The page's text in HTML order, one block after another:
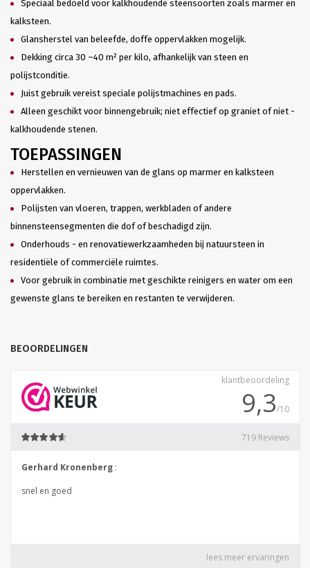
Speciaal bedoeld voor kalkhoudende steensoorten zoals marmer en
kalksteen.
Glansherstel van beleefde, doffe oppervlakken mogelijk.
Dekking circa 30 –40 m² per kilo, afhankelijk van steen en
polijstconditie.
Juist gebruik vereist speciale polijstmachines en pads.
Alleen geschikt voor binnengebruik; niet effectief op graniet of niet -
kalkhoudende stenen.
TOEPASSINGEN
Herstellen en vernieuwen van de glans op marmer en kalksteen
oppervlakken.
Polijsten van vloeren, trappen, werkbladen of andere
binnensteensegmenten die dof of beschadigd zijn.
Onderhouds - en renovatiewerkzaamheden bij natuursteen in
residentiële of commerciële ruimtes.
Voor gebruik in combinatie met geschikte reinigers en water om een
gewenste glans te bereiken en restanten te verwijderen.
BEOORDELINGEN